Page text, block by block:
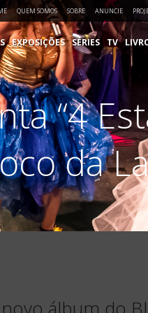
QUEM SOMOS SOBRE ANUNCIE
EXPOSIÇÕES SÉRIES TV
“4
da
álbum do